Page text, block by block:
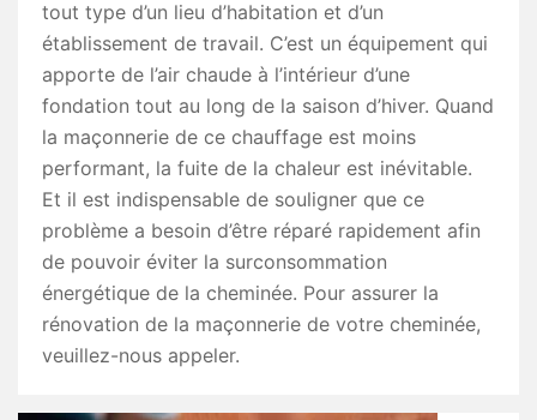
tout type d’un lieu d’habitation et d’un
établissement de travail. C’est un équipement qui
apporte de l’air chaude à l’intérieur d’une
fondation tout au long de la saison d’hiver. Quand
la maçonnerie de ce chauffage est moins
performant, la fuite de la chaleur est inévitable.
Et il est indispensable de souligner que ce
problème a besoin d’être réparé rapidement afin
de pouvoir éviter la surconsommation
énergétique de la cheminée. Pour assurer la
rénovation de la maçonnerie de votre cheminée,
veuillez-nous appeler.